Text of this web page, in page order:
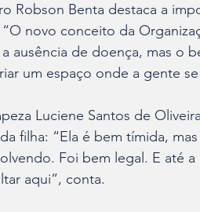
Robson Benta destaca a
novo conceito da
ausência de doença, mas o
um espaço onde a gente
Luciene Santos de
filha: “Ela é bem tímida,
Foi bem legal. E até
aqui”, conta.